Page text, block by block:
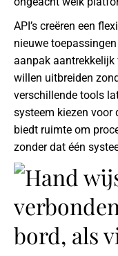
API’s creëren een
nieuwe
aanpak aantrekkelijk
willen uitbreiden
verschillende tools
systeem kiezen voor
biedt ruimte om
zonder dat één